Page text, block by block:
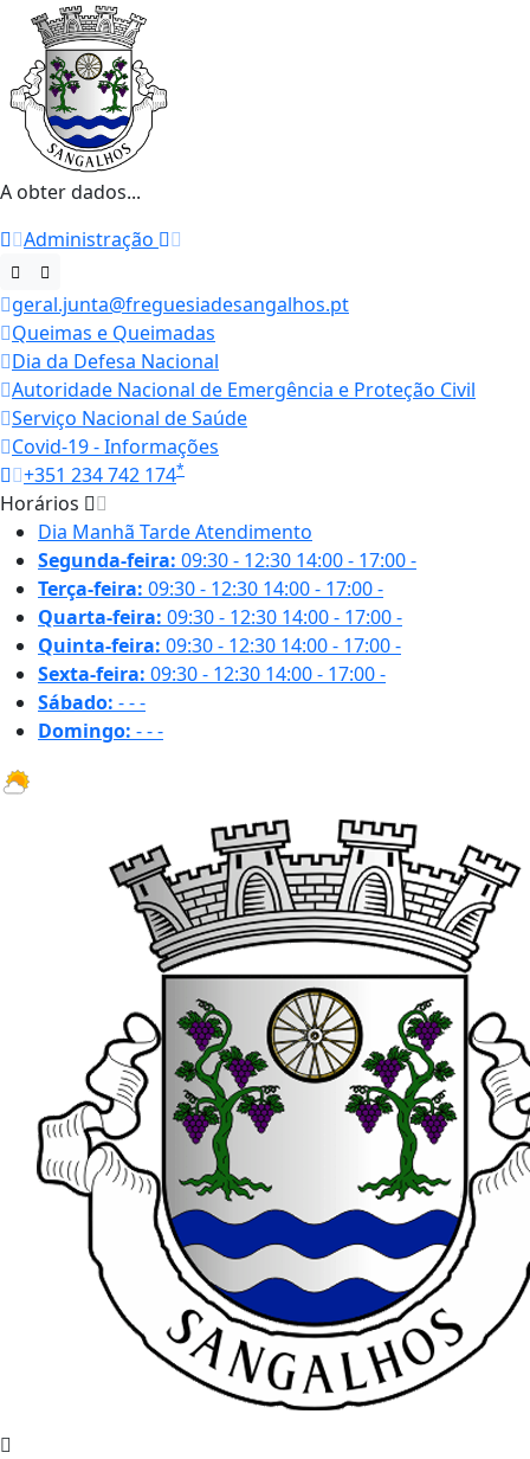
A obter dados...
Administração
geral.junta@freguesiadesangalhos.pt
Queimas e Queimadas
Dia da Defesa Nacional
Autoridade Nacional de Emergência e Proteção Civil
Serviço Nacional de Saúde
Covid-19 - Informações
+351 234 742 174*
Horários
Dia Manhã TardeAtendimento
Segunda-feira: 09:30 - 12:30 14:00 - 17:00-
Terça-feira: 09:30 - 12:30 14:00 - 17:00-
Quarta-feira: 09:30 - 12:30 14:00 - 17:00-
Quinta-feira: 09:30 - 12:30 14:00 - 17:00-
Sexta-feira: 09:30 - 12:30 14:00 - 17:00-
Sábado: ---
Domingo: ---